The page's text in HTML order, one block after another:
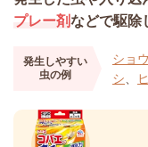
プレー剤などで駆除
発生しやすい
虫の例
ショ
シ